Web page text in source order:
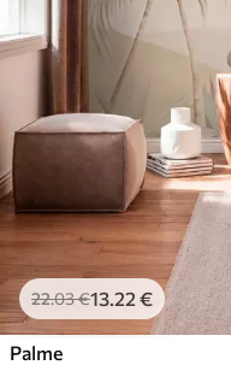
22.03€13.22 €
Palme